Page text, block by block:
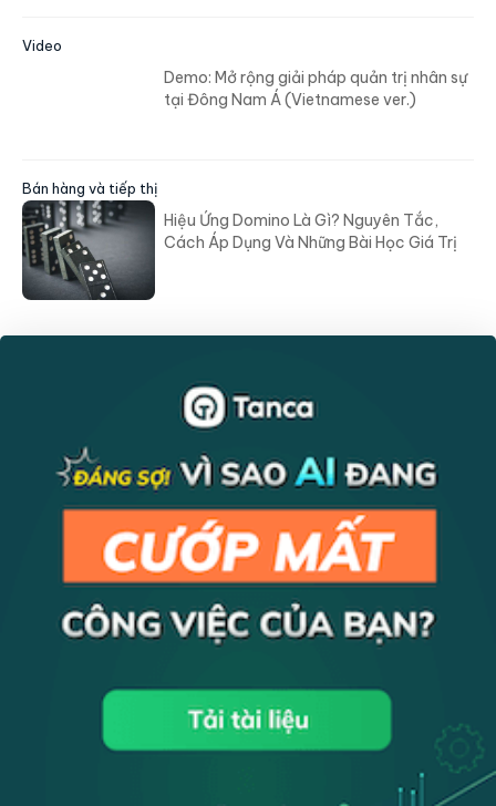
Video
Demo: Mở rộng giải pháp quản trị nhân sự
tại Đông Nam Á (Vietnamese ver.)
Bán hàng và tiếp thị
Hiệu Ứng Domino Là Gì? Nguyên Tắc,
Cách Áp Dụng Và Những Bài Học Giá Trị